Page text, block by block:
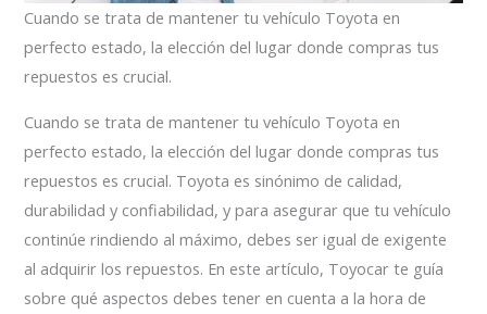
Cuando se trata de mantener tu vehículo Toyota en
perfecto estado, la elección del lugar donde compras tus
repuestos es crucial.
Cuando se trata de mantener tu vehículo Toyota en
perfecto estado, la elección del lugar donde compras tus
repuestos es crucial. Toyota es sinónimo de calidad,
durabilidad y confiabilidad, y para asegurar que tu vehículo
continúe rindiendo al máximo, debes ser igual de exigente
al adquirir los repuestos. En este artículo, Toyocar te guía
sobre qué aspectos debes tener en cuenta a la hora de